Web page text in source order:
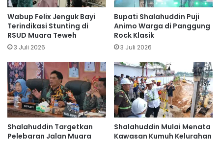
Wabup Felix Jenguk Bayi
Terindikasi Stunting di
RSUD Muara Teweh
3 Juli 2026
Bupati Shalahuddin Puji
Animo Warga di Panggung
Rock Klasik
3 Juli 2026
Shalahuddin Targetkan
Pelebaran Jalan Muara
Shalahuddin Mulai Menata
Kawasan Kumuh Kelurahan